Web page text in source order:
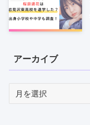
アーカイブ